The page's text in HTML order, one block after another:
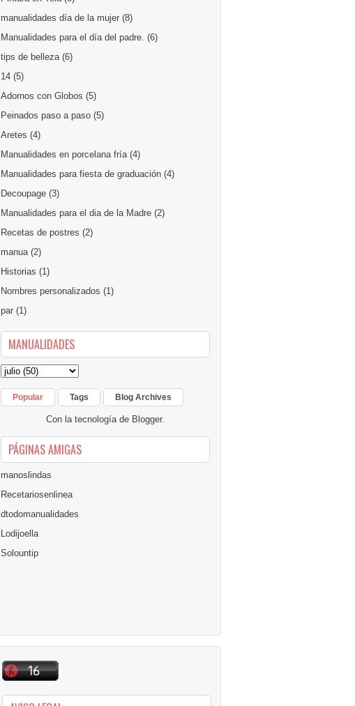
manualidades día de la mujer (8)
Manualidades para el día del padre. (6)
tips de belleza (6)
14 (5)
Adornos con Globos (5)
Peinados paso a paso (5)
Aretes (4)
Manualidades en porcelana fría (4)
Manualidades para fiesta de graduación (4)
Decoupage (3)
Manualidades para el dia de la Madre (2)
Recetas de postres (2)
manua (2)
Historias (1)
Nombres personalizados (1)
par (1)
MANUALIDADES
Popular Tags Blog Archives
Con la tecnología de Blogger.
PÁGINAS AMIGAS
manoslindas
Recetariosenlinea
dtodomanualidades
Lodijoella
Solountip